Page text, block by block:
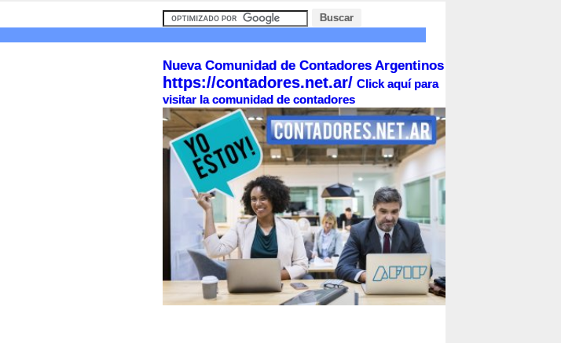
Nueva Comunidad de Contadores Argentinos
https://contadores.net.ar/ Click aquí para
visitar la comunidad de contadores